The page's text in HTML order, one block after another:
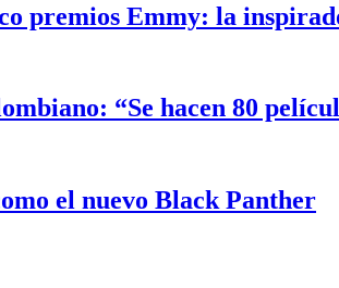
premios Emmy: la
“Se hacen 80
el nuevo Black Panther